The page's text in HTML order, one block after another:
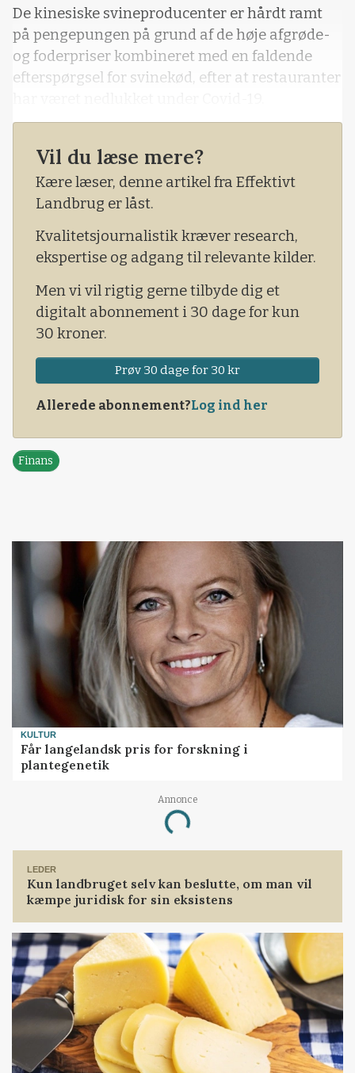
De kinesiske svineproducenter er hårdt ramt
på pengepungen på grund af de høje afgrøde-
og foderpriser kombineret med en faldende
efterspørgsel for svinekød, efter at restauranter
Vil du læse mere?
Kære læser, denne artikel fra Effektivt
Landbrug er låst.
Kvalitetsjournalistik kræver research,
ekspertise og adgang til relevante kilder.
Men vi vil rigtig gerne tilbyde dig et
digitalt abonnement i 30 dage for kun
30 kroner.
Prøv 30 dage for 30 kr
Allerede abonnement?Log ind her
Finans
KULTUR
Får langelandsk pris for forskning i
plantegenetik
Annonce
Loading...
LEDER
Kun landbruget selv kan beslutte, om man vil
kæmpe juridisk for sin eksistens